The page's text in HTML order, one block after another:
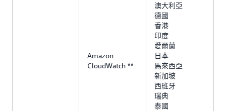
Amazon
CloudWatch **
澳大利亞
德國
香港
印度
愛爾蘭
日本
馬來西亞
新加坡
西班牙
瑞典
泰國